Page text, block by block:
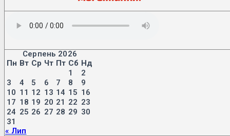
Серпень 2026
Пн Вт Ср Чт Пт Сб Нд
1
2
3
4 5 6 7 8
9
10 11 12 13 14 15 16
17 18 19 20 21 22 23
24 25 26 27 28 29 30
31
« Лип